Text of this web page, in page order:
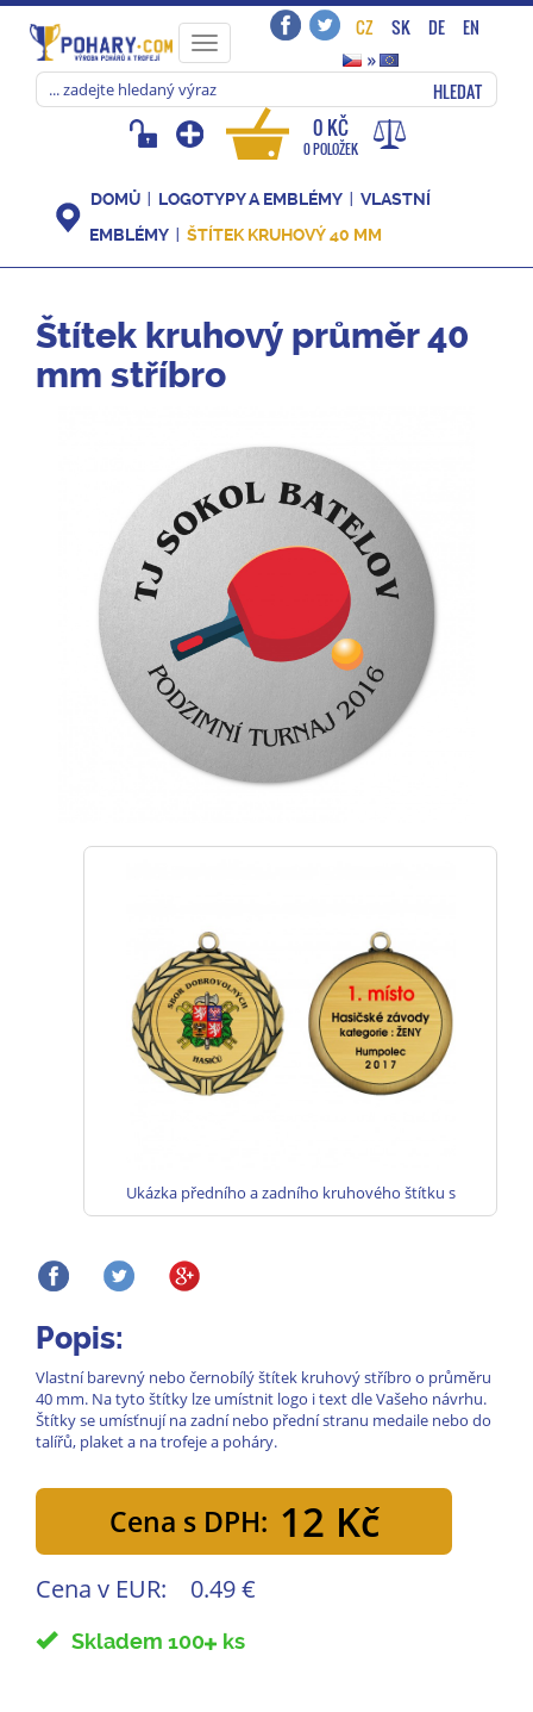
Toggle
navigation
CZ SK DE
EN
»
HLEDAT
0 KČ
0 POLOŽEK
DOMŮ LOGOTYPY A EMBLÉMY
VLASTNÍ
EMBLÉMY
ŠTÍTEK KRUHOVÝ 40 MM
Štítek kruhový průměr 40
mm stříbro
Ukázka předního a zadního kruhového štítku s
vlastním textem na medaile
Popis:
Vlastní barevný nebo černobílý štítek kruhový stříbro o průměru
40 mm. Na tyto štítky lze umístnit logo i text dle Vašeho návrhu.
Štítky se umísťnují na zadní nebo přední stranu medaile nebo do
talířů, plaket a na trofeje a poháry.
Cena s DPH: 12 Kč
Cena v EUR: 0.49 €
Skladem 100 ks